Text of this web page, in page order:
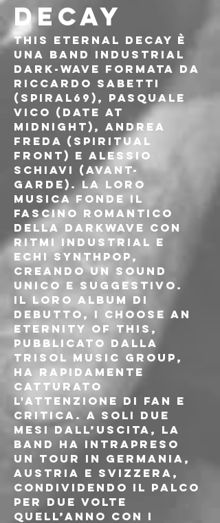
DECAY
This Eternal Decay è
una band industrial
dark-wave formata da
Riccardo Sabetti
(Spiral69), Pasquale
Vico (Date at
Midnight), Andrea
Freda (Spiritual
Front) e Alessio
Schiavi (Avant-
Garde). La loro
musica fonde il
fascino romantico
della darkwave con
ritmi industrial e
echi synthpop,
creando un sound
unico e suggestivo.
Il loro album di
debutto, I Choose an
Eternity of This,
pubblicato dalla
Trisol Music Group,
ha rapidamente
catturato
l'attenzione di fan e
critica. A soli due
mesi dall’uscita, la
band ha intrapreso
un tour in Germania,
Austria e Svizzera,
condividendo il palco
per due volte
quell’anno con i